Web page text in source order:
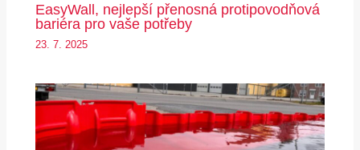
EasyWall, nejlepší přenosná protipovodňová
bariéra pro vaše potřeby
23. 7. 2025